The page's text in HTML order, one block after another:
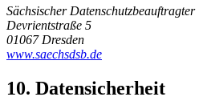
Sächsischer Datenschutzbeauftragter
Devrientstraße 5
01067 Dresden
www.saechsdsb.de
10. Datensicherheit